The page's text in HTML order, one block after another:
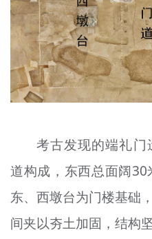
考古发现的端礼门
道构成，东西总面阔30
东、西墩台为门楼基础
间夹以夯土加固，结构